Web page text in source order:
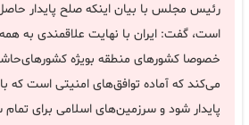
رئیس مجلس با بیان اینکه صلح پایدار حاصل
است، گفت: ایران با نهایت علاقمندی به
خصوصا کشورهای ‌منطقه بویژه
می‌کند که آماده توافق‌های امنیتی است که
پایدار شود و سرزمین‌های اسلامی برای تمام